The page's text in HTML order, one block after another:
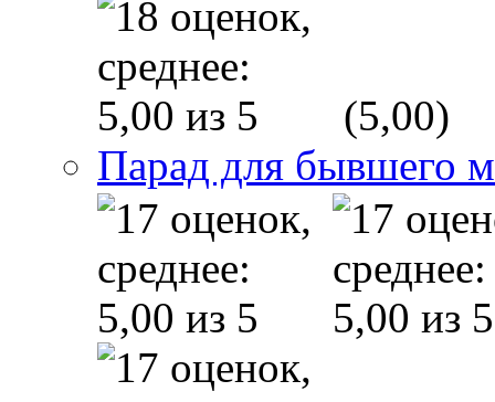
(5,00)
Парад для бывшего